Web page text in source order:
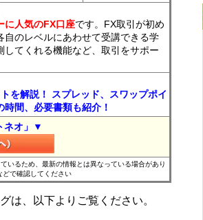
に人気のFX口座です。FX取引が初め
のレベルにあわせて受講できる学
てくれる機能など、取引をサポー
を解説！ スプレッド、スワップポイ
間、必要書類も紹介！
ネオ」▼
いるため、最新の情報とは異なっている場合があり
どで確認してください
は、以下よりご覧ください。